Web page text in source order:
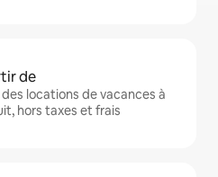
de
locations de vacances à
hors taxes et frais